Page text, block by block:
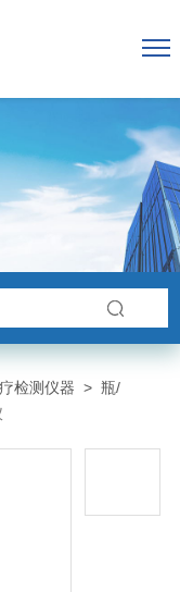
检测仪器 >瓶/